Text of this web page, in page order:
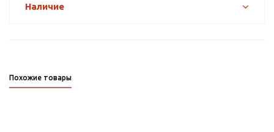
Наличие
Похожие товары